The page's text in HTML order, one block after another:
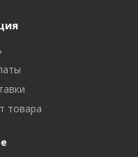
товара